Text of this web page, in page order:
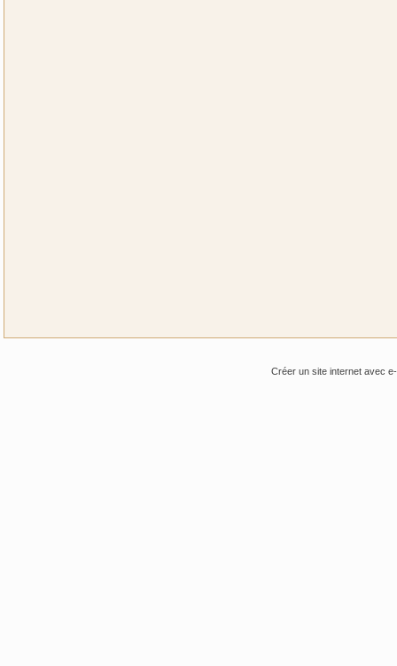
Créer un site internet avec